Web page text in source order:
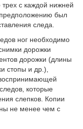
трех с каждой нижней
предположению был
следа.
ног необходимо
дорожки
дорожки (длины
стопы и др.),
которые
слепков. Копии
не менее чем с